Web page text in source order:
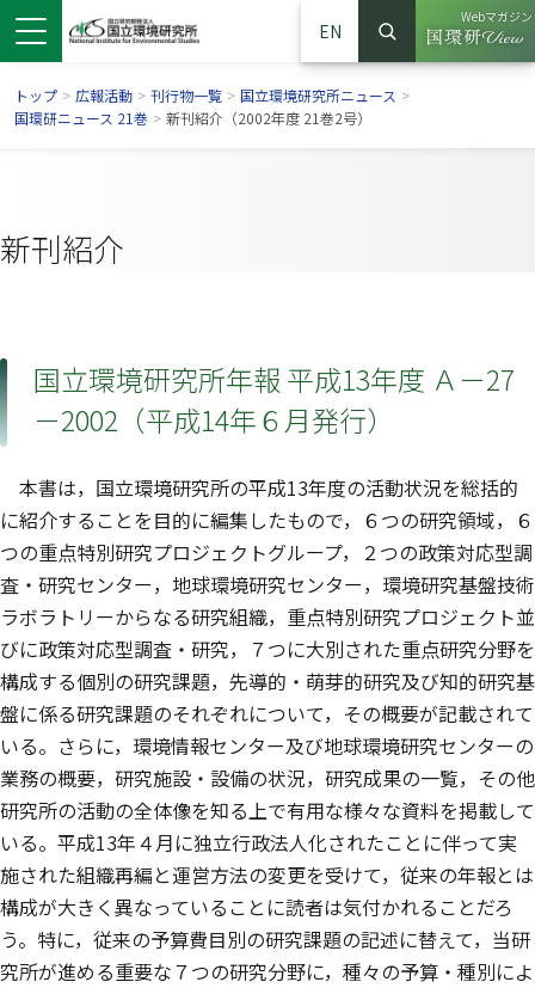
ドウで開きます）
ンドウで開きます）
ウインドウで開きます）
EN
サイト内検索
検索
Webマガジン
（別ウイ
トップ > 広報活動 > 刊行物一覧 > 国立環境研究所ニュース >
国環研ニュース 21巻 > 新刊紹介（2002年度 21巻2号）
新刊紹介
国立環境研究所年報 平成13年度 Ａ－27
－2002（平成14年６月発行）
本書は，国立環境研究所の平成13年度の活動状況を総括的
に紹介することを目的に編集したもので，６つの研究領域，６
つの重点特別研究プロジェクトグループ，２つの政策対応型調
査・研究センター，地球環境研究センター，環境研究基盤技術
ラボラトリーからなる研究組織，重点特別研究プロジェクト並
びに政策対応型調査・研究，７つに大別された重点研究分野を
構成する個別の研究課題，先導的・萌芽的研究及び知的研究基
盤に係る研究課題のそれぞれについて，その概要が記載されて
いる。さらに，環境情報センター及び地球環境研究センターの
業務の概要，研究施設・設備の状況，研究成果の一覧，その他
研究所の活動の全体像を知る上で有用な様々な資料を掲載して
いる。平成13年４月に独立行政法人化されたことに伴って実
施された組織再編と運営方法の変更を受けて，従来の年報とは
構成が大きく異なっていることに読者は気付かれることだろ
う。特に，従来の予算費目別の研究課題の記述に替えて，当研
究所が進める重要な７つの研究分野に，種々の予算・種別によ